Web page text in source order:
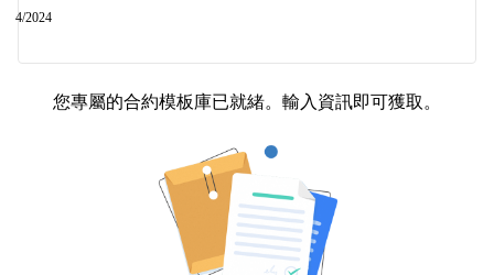
4/2024
您專屬的合約模板庫已就緒。輸入資訊即可獲取。